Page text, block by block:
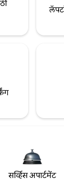
सर्व्हिस अपार्टमेंट